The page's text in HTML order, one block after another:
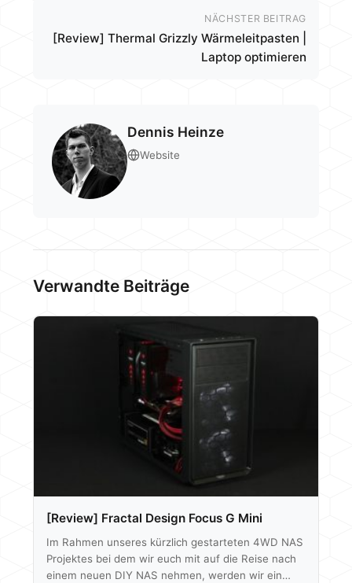
NÄCHSTER BEITRAG
[Review] Thermal Grizzly Wärmeleitpasten |
Laptop optimieren
Dennis Heinze
Website
Verwandte Beiträge
[Review] Fractal Design Focus G Mini
Im Rahmen unseres kürzlich gestarteten 4WD NAS
Projektes bei dem wir euch mit auf die Reise nach
einem neuen DIY NAS nehmen, werden wir ein